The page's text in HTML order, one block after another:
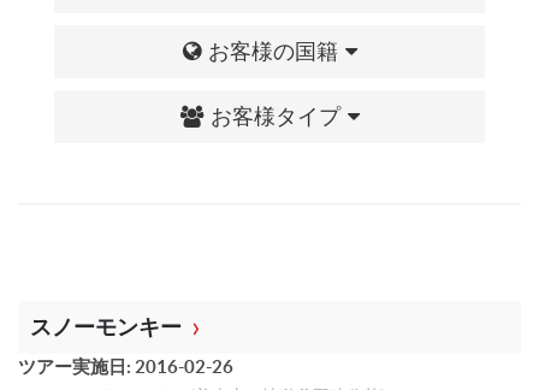
お客様の国籍
お客様タイプ
スノーモンキー
ツアー実施日: 2016-02-26